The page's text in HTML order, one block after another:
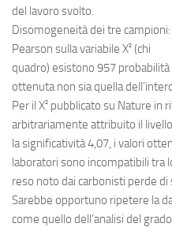
del lavoro svolto.
Disomogeneità dei tre
Pearson sulla variabile X² (chi
quadro) esistono 957
ottenuta non sia quella
Per il X² pubblicato su Nature in
arbitrariamente attribuito il
la significatività 4,07, i valori
laboratori sono incompatibili tra
reso noto dai carbonisti perde di
Sarebbe opportuno ripetere la
come quello dell’analisi del